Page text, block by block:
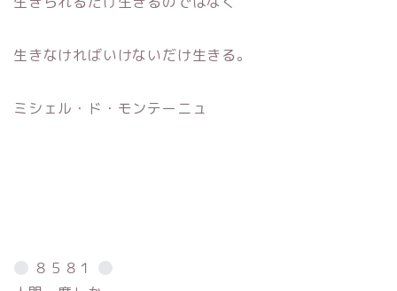
生きなければいけないだけ生きる。
ミシェル・ド・モンテーニュ
８５８１